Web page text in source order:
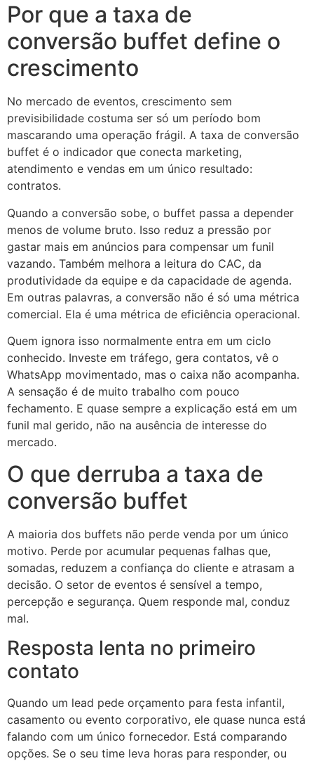
Por que a taxa de
conversão buffet define o
crescimento
No mercado de eventos, crescimento sem
previsibilidade costuma ser só um período bom
mascarando uma operação frágil. A taxa de conversão
buffet é o indicador que conecta marketing,
atendimento e vendas em um único resultado:
contratos.
Quando a conversão sobe, o buffet passa a depender
menos de volume bruto. Isso reduz a pressão por
gastar mais em anúncios para compensar um funil
vazando. Também melhora a leitura do CAC, da
produtividade da equipe e da capacidade de agenda.
Em outras palavras, a conversão não é só uma métrica
comercial. Ela é uma métrica de eficiência operacional.
Quem ignora isso normalmente entra em um ciclo
conhecido. Investe em tráfego, gera contatos, vê o
WhatsApp movimentado, mas o caixa não acompanha.
A sensação é de muito trabalho com pouco
fechamento. E quase sempre a explicação está em um
funil mal gerido, não na ausência de interesse do
mercado.
O que derruba a taxa de
conversão buffet
A maioria dos buffets não perde venda por um único
motivo. Perde por acumular pequenas falhas que,
somadas, reduzem a confiança do cliente e atrasam a
decisão. O setor de eventos é sensível a tempo,
percepção e segurança. Quem responde mal, conduz
mal.
Resposta lenta no primeiro
contato
Quando um lead pede orçamento para festa infantil,
casamento ou evento corporativo, ele quase nunca está
falando com um único fornecedor. Está comparando
opções. Se o seu time leva horas para responder, ou